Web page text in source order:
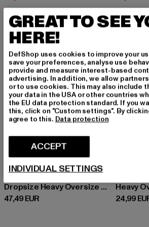
Dropsize Heavy Oversize HD Print Hoodie
47,49 EUR
Prix courant: 47,49 EUR
Heavy
24,99
Prix
GREAT TO SEE
HERE!
DefShop uses cookies to improve your
save your preferences, analyse use
provide and measure interest-based
advertising. In addition, we allow
or to use cookies. This may also include
your data in the USA or other countries
the EU data protection standard. If you
this, click on "Custom settings". By
agree to this. Data protection
ACCEPT
INDIVIDUAL SETTINGS